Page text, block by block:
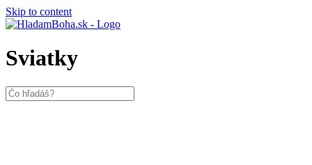
Skip to content
Sviatky